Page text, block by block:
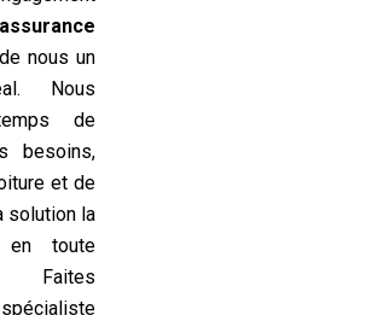
assurance
nous un
Nous
de
besoins,
et de
solution la
en toute
Faites